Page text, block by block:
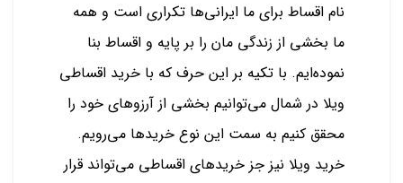
نام اقساط برای ما ایرانی‌ها تکراری است و همه
ما بخشی از زندگی مان را بر پایه و اقساط بنا
نموده‌ایم. با تکیه بر این حرف که با خرید اقساطی
ویلا در شمال می‌توانیم بخشی از آرزوهای خود را
محقق کنیم به سمت این نوع خریدها می‌رویم.
خرید ویلا نیز جز خریدهای اقساطی می‌تواند قرار